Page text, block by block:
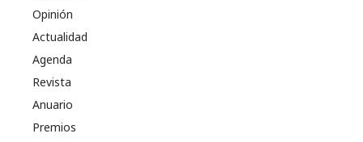
Opinión
Actualidad
Agenda
Revista
Anuario
Premios